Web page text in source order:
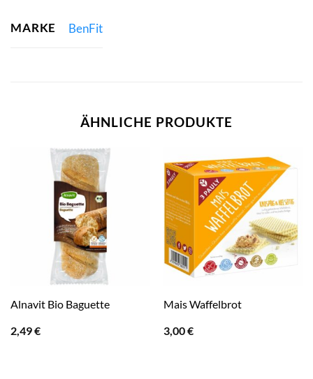
MARKE BenFit
ÄHNLICHE PRODUKTE
Alnavit Bio Baguette
2,49€
Mais Waffelbrot
3,00€